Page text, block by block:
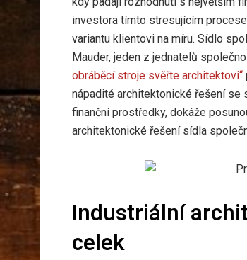
investora tímto stresujícím
variantu klientovi na míru. Sídlo
Mauder, jeden z jednatelů
obráběcí stroje svěřte architektovi“
nápadité architektonické řešení se
finanční prostředky, dokáže
architektonické řešení sídla
Industriální
celek